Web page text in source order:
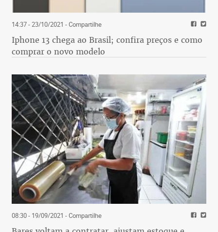
14:37 - 23/10/2021 - Compartilhe
Iphone 13 chega ao Brasil; confira preços e como
comprar o novo modelo
08:30 - 19/09/2021 - Compartilhe